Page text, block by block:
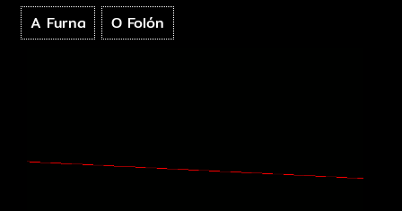
A Furna
O Folón